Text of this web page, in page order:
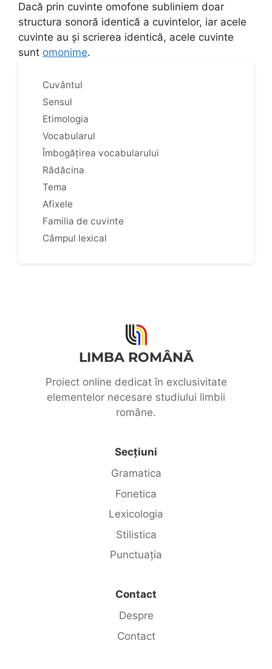
Dacă prin cuvinte omofone subliniem doar
structura sonoră identică a cuvintelor, iar acele
cuvinte au și scrierea identică, acele cuvinte
sunt omonime.
Cuvântul
Sensul
Etimologia
Vocabularul
Îmbogățirea vocabularului
Rădăcina
Tema
Afixele
Familia de cuvinte
Câmpul lexical
LIMBA ROMÂNĂ
Proiect online dedicat în exclusivitate
elementelor necesare studiului limbii
române.
Secțiuni
Gramatica
Fonetica
Lexicologia
Stilistica
Punctuația
Contact
Despre
Contact